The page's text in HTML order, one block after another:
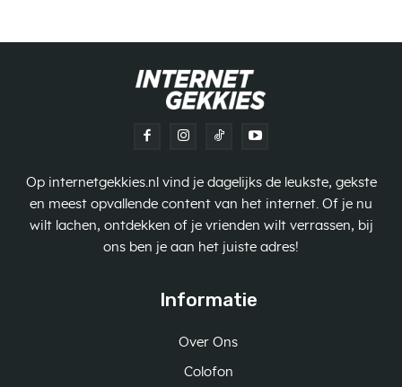
Op internetgekkies.nl vind je dagelijks de leukste, gekste
en meest opvallende content van het internet. Of je nu
wilt lachen, ontdekken of je vrienden wilt verrassen, bij
ons ben je aan het juiste adres!
Informatie
Over Ons
Colofon